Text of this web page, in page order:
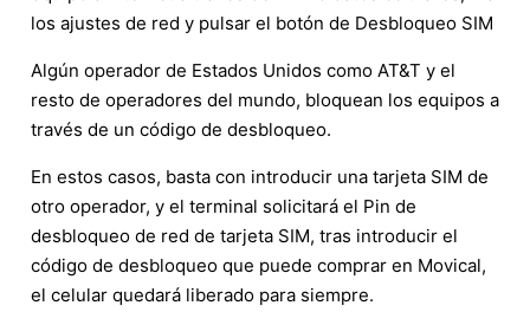
los ajustes de red y pulsar el botón de Desbloqueo SIM
Algún operador de Estados Unidos como AT&T y el
resto de operadores del mundo, bloquean los equipos a
través de un código de desbloqueo.
En estos casos, basta con introducir una tarjeta SIM de
otro operador, y el terminal solicitará el Pin de
desbloqueo de red de tarjeta SIM, tras introducir el
código de desbloqueo que puede comprar en Movical,
el celular quedará liberado para siempre.